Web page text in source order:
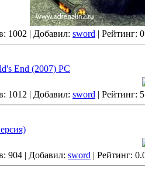
1002 | Добавил: sword | Рейтинг:
End (2007) PC
1012 | Добавил: sword | Рейтинг:
904 | Добавил: sword | Рейтинг: